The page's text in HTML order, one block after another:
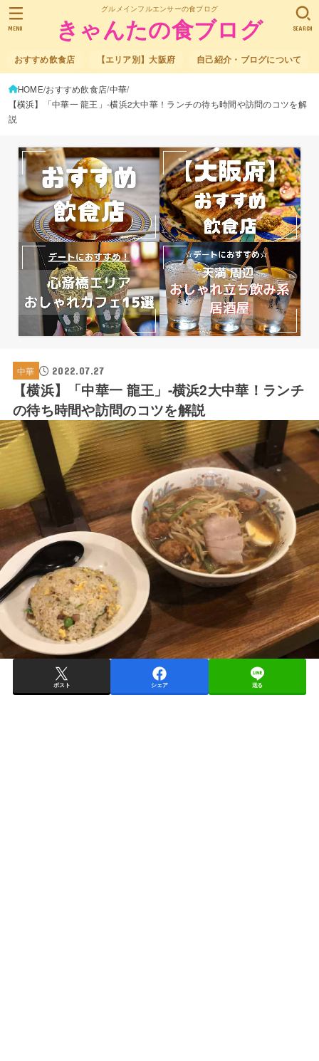
グルメインフルエンサーの食ブログ
きゃんたの食ブログ
おすすめ飲食店 【エリア別】大阪府 自己紹介・ブログについて
SEARCH
MENU
HOME おすすめ飲食店 中華
【横浜】「中華一 龍王」-横浜2大中華！ランチの待ち時間や訪問のコツを解
説
中華 2022.07.27
【横浜】「中華一 龍王」-横浜2大中華！ランチ
の待ち時間や訪問のコツを解説
ポスト シェア 送る